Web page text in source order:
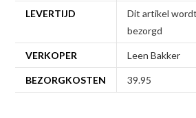
LEVERTIJD
Dit artikel
bezorgd
VERKOPER Leen Bakker
BEZORGKOSTEN 39.95